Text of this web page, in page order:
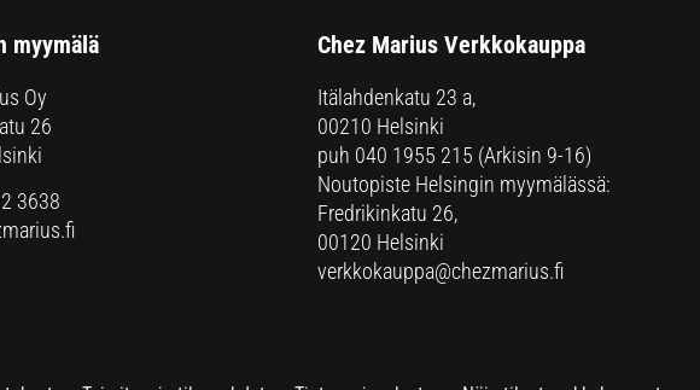
myymälä
Oy
26
3638
Chez Marius Verkkokauppa
Itälahdenkatu 23 a,
00210 Helsinki
puh 040 1955 215 (Arkisin 9-16)
Noutopiste Helsingin myymälässä:
Fredrikinkatu 26,
00120 Helsinki
verkkokauppa@chezmarius.fi